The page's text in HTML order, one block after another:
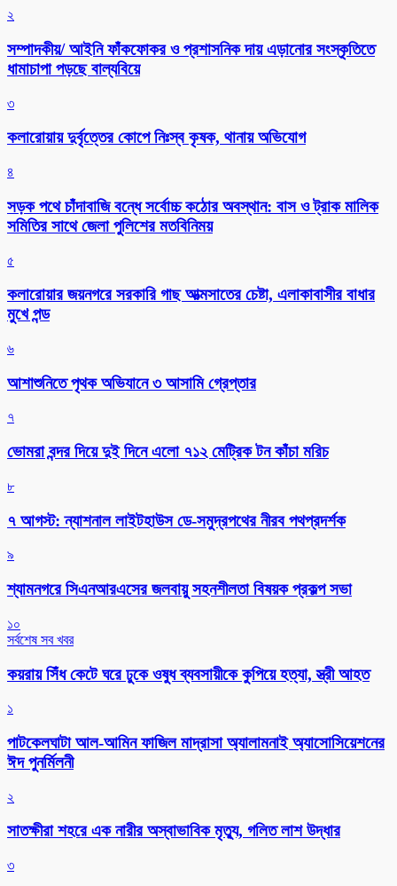
২
সম্পাদকীয়/ আইনি ফাঁকফোকর ও প্রশাসনিক দায় এড়ানোর সংস্কৃতিতে
ধামাচাপা পড়ছে বাল্যবিয়ে
৩
কলারোয়ায় দুর্বৃত্তের কোপে নিঃস্ব কৃষক, থানায় অভিযোগ
৪
সড়ক পথে চাঁদাবাজি বন্ধে সর্বোচ্চ কঠোর অবস্থান: বাস ও ট্রাক মালিক
সমিতির সাথে জেলা পুলিশের মতবিনিময়
৫
কলারোয়ার জয়নগরে সরকারি গাছ আত্মসাতের চেষ্টা, এলাকাবাসীর বাধার
মুখে পন্ড
৬
আশাশুনিতে পৃথক অভিযানে ৩ আসামি গ্রেপ্তার
৭
ভোমরা বন্দর দিয়ে দুই দিনে এলো ৭১২ মেট্রিক টন কাঁচা মরিচ
৮
৭ আগস্ট: ন্যাশনাল লাইটহাউস ডে-সমুদ্রপথের নীরব পথপ্রদর্শক
৯
শ্যামনগরে সিএনআরএসের জলবায়ু সহনশীলতা বিষয়ক প্রকল্প সভা
১০
সর্বশেষ সব খবর
কয়রায় সিঁধ কেটে ঘরে ঢুকে ওষুধ ব্যবসায়ীকে কুপিয়ে হত্যা, স্ত্রী আহত
১
পাটকেলঘাটা আল-আমিন ফাজিল মাদ্রাসা অ্যালামনাই অ্যাসোসিয়েশনের
ঈদ পুনর্মিলনী
২
সাতক্ষীরা শহরে এক নারীর অস্বাভাবিক মৃত্যু, গলিত লাশ উদ্ধার
৩